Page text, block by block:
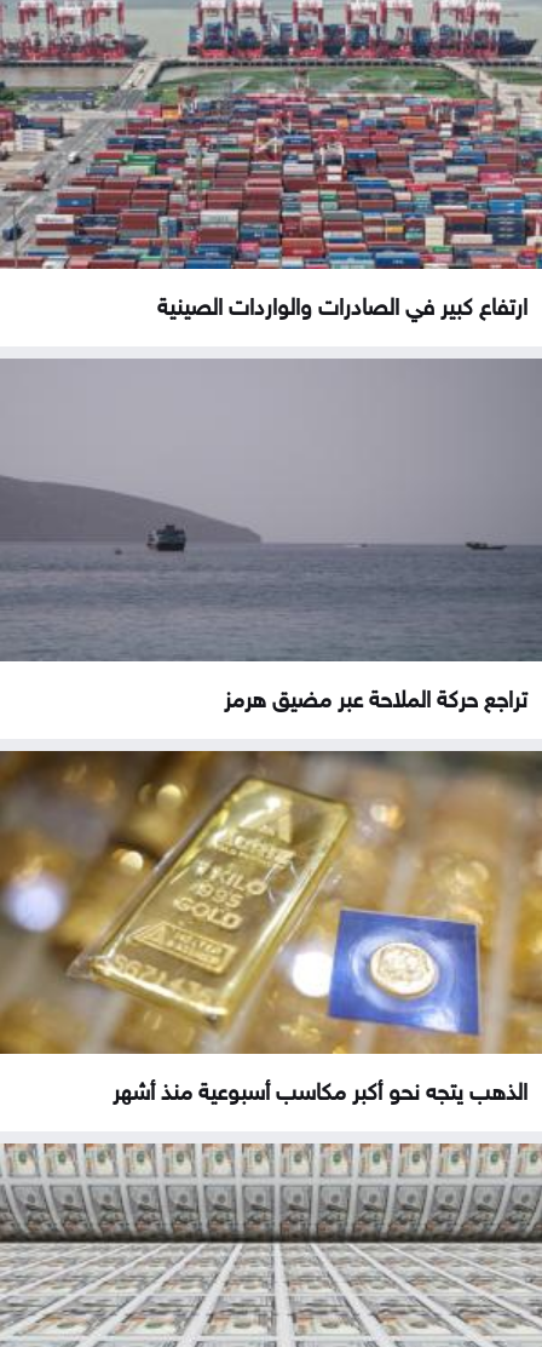
ارتفاع كبير في الصادرات والواردات الصينية
تراجع حركة الملاحة عبر مضيق هرمز
الذهب يتجه نحو أكبر مكاسب أسبوعية منذ أشهر